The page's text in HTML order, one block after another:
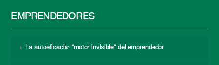
EMPRENDEDORES
La autoeficacia: “motor invisible” del emprendedor